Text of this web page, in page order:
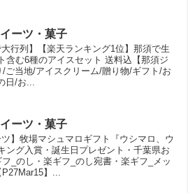
ーツ・菓子
行列】【楽天ランキング1位】那須で生
含む6種のアイスセット 送料込【那須ジ
ご当地/アイスクリーム/贈り物/ギフト/お
/お...
ーツ・菓子
】牧場マシュマロギフト『ウシマロ、ウ
ング入賞・誕生日プレゼント・千葉県お
_のし・楽ギフ_のし宛書・楽ギフ_メッ
】...